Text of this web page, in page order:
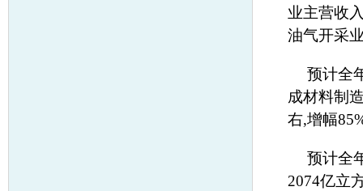
业主营收
油气开采
预计全
成材料制
右,增幅
预计全
2074亿立